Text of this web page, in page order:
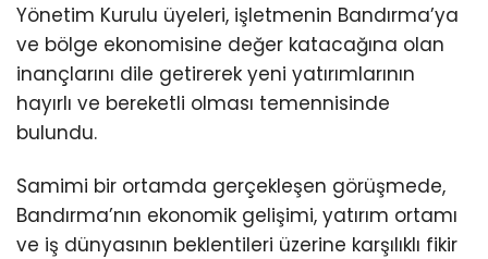
Yönetim Kurulu üyeleri, işletmenin Bandırma’ya
ve bölge ekonomisine değer katacağına olan
inançlarını dile getirerek yeni yatırımlarının
hayırlı ve bereketli olması temennisinde
bulundu.
Samimi bir ortamda gerçekleşen görüşmede,
Bandırma’nın ekonomik gelişimi, yatırım ortamı
ve iş dünyasının beklentileri üzerine karşılıklı fikir